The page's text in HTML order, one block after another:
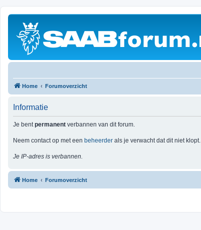
Home Forumoverzicht
Informatie
Je bentpermanent verbannen van dit forum.
Neem contact op met een beheerder als je verwacht dat dit niet klopt.
Je IP-adres is verbannen.
Home Forumoverzicht